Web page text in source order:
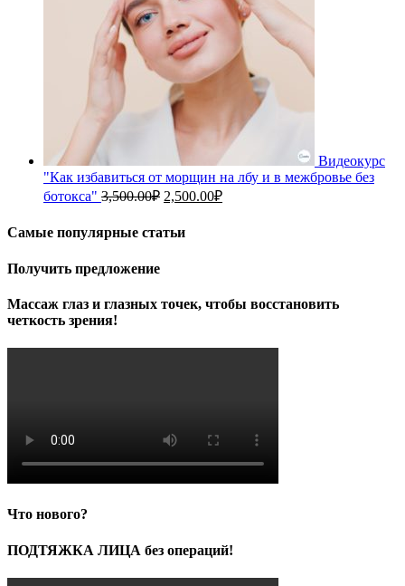
Видеокурс
"Как избавиться от морщин на лбу и в межбровье без
ботокса" 3,500.00₽ Первоначальная
2,500.00₽Текущая
Самые популярные статьи
Получить предложение
Массаж глаз и глазных точек, чтобы восстановить
четкость зрения!
Что нового?
ПОДТЯЖКА ЛИЦА без операций!